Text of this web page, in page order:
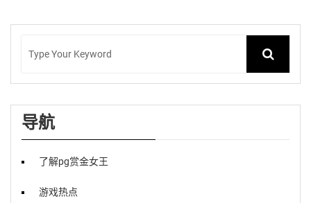
导航
了解pg赏金女王
游戏热点